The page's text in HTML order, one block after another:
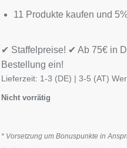
11 Produkte kaufen und
✔ Staffelpreise! ✔ Ab 75€ in
Bestellung ein!
Lieferzeit: 1-3 (DE) | 3-5 (AT)
Nicht vorrätig
* Vorsetzung um Bonuspunkte in